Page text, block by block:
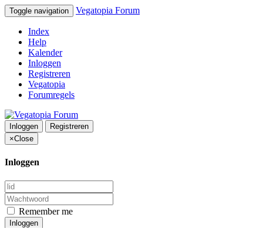
Toggle navigation Vegatopia Forum
Index
Help
Kalender
Inloggen
Registreren
Vegatopia
Forumregels
Inloggen
Registreren
×Close
Inloggen
Remember me
Inloggen